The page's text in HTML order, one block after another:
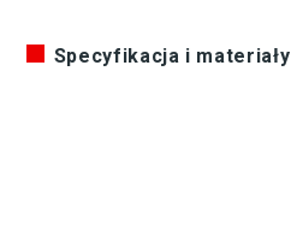
Specyfikacja i materiały